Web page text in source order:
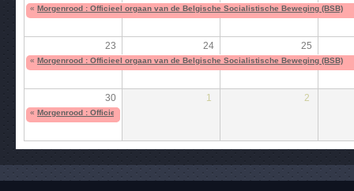
« Morgenrood : Officieel orgaan van de Belgische Socialistische Beweging (BSB)
23 24 25
« Morgenrood : Officieel orgaan van de Belgische Socialistische Beweging (BSB)
30 1 2
« Morgenrood : Officieel orgaan van de Belgische Socialistische Beweging (BSB)